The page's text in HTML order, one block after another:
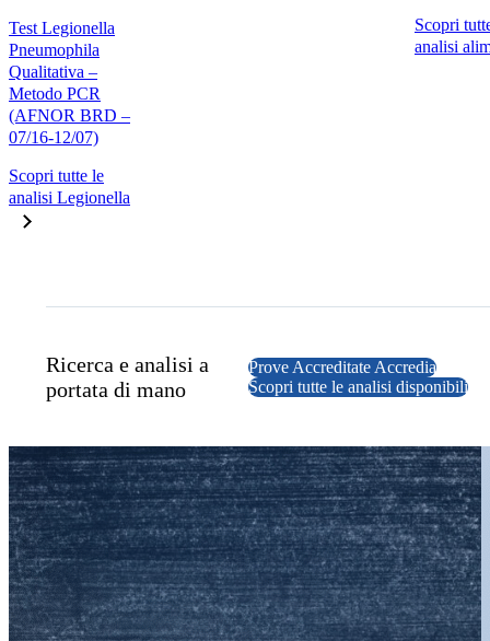
Test Legionella
Pneumophila
Qualitativa –
Metodo PCR
(AFNOR BRD –
07/16-12/07)
Scopri tutte le
analisi Legionella
Scopri
analisi
Ricerca e analisi a
portata di mano
Prove Accreditate Accredia
Scopri tutte le analisi disponibili